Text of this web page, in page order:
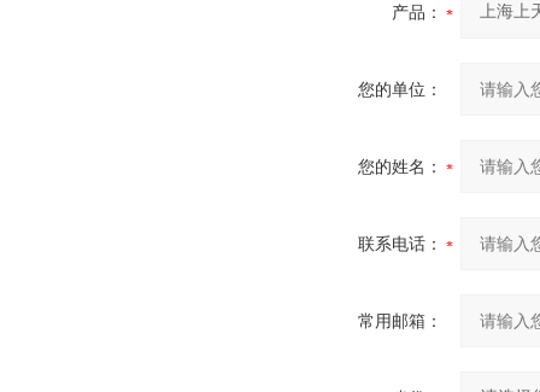
产品：
您的单位：
您的姓名：
联系电话：
常用邮箱：